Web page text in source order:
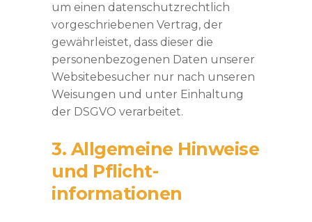
um einen datenschutzrechtlich
vorgeschriebenen Vertrag, der
gewährleistet, dass dieser die
personenbezogenen Daten unserer
Websitebesucher nur nach unseren
Weisungen und unter Einhaltung
der DSGVO verarbeitet.
3. Allgemeine Hinweise
und Pflicht­
informationen